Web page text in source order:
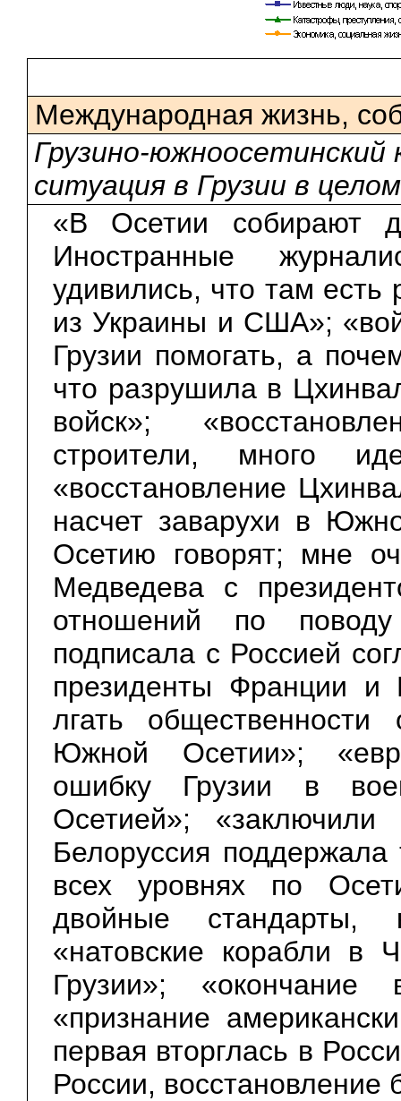
Международная жизнь,
Грузино-
ситуация в Грузии в целом
«В Осетии собирают
Иностранные
удивились, что там
из Украины и США»;
Грузии помогать, а
что разрушила в
войск»;
строители, много
«восстановление
насчет заварухи в
Осетию говорят; мне
Медведева с
отношений по
подписала с Россией
президенты Франции и
лгать
Южной Осетии»;
ошибку Грузии в
Осетией»;
Белоруссия поддержала
всех уровнях по
двойные
«натовские корабли в
Грузии»;
«признание
первая вторглась в
России, восстановление